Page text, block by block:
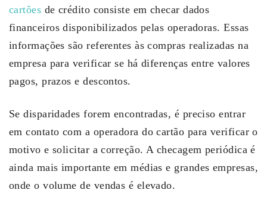
cartões de crédito consiste em checar dados
financeiros disponibilizados pelas operadoras. Essas
informações são referentes às compras realizadas na
empresa para verificar se há diferenças entre valores
pagos, prazos e descontos.
Se disparidades forem encontradas, é preciso entrar
em contato com a operadora do cartão para verificar o
motivo e solicitar a correção. A checagem periódica é
ainda mais importante em médias e grandes empresas,
onde o volume de vendas é elevado.